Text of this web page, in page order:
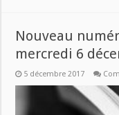
Nouveau
mercredi 6
5 décembre 2017